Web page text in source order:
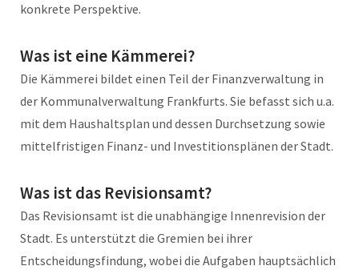
konkrete Perspektive.
Was ist eine Kämmerei?
Die Kämmerei bildet einen Teil der Finanzverwaltung in
der Kommunalverwaltung Frankfurts. Sie befasst sich u.a.
mit dem Haushaltsplan und dessen Durchsetzung sowie
mittelfristigen Finanz- und Investitionsplänen der Stadt.
Was ist das Revisionsamt?
Das Revisionsamt ist die unabhängige Innenrevision der
Stadt. Es unterstützt die Gremien bei ihrer
Entscheidungsfindung, wobei die Aufgaben hauptsächlich